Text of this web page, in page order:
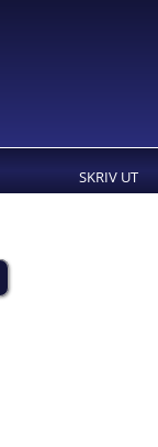
SKRIV UT